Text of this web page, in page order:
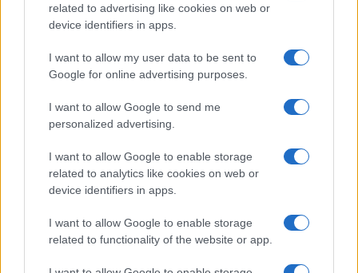
related to advertising like cookies on web or
device identifiers in apps.
I want to allow my user data to be sent to
Google for online advertising purposes.
I want to allow Google to send me
personalized advertising.
I want to allow Google to enable storage
related to analytics like cookies on web or
device identifiers in apps.
I want to allow Google to enable storage
related to functionality of the website or app.
Korábbi hírlevelek
SZAVAZÁS
Megérné Önnek telefont váltani csak azért, mert az új modell dupla alap
tárhellyel érkezik?
Igen, a tárhely nagyon fontos
Talán, ha más fejlesztések is vannak
Nem, nekem a mostani tárhely is elég
Inkább felhőben tárolok mindent